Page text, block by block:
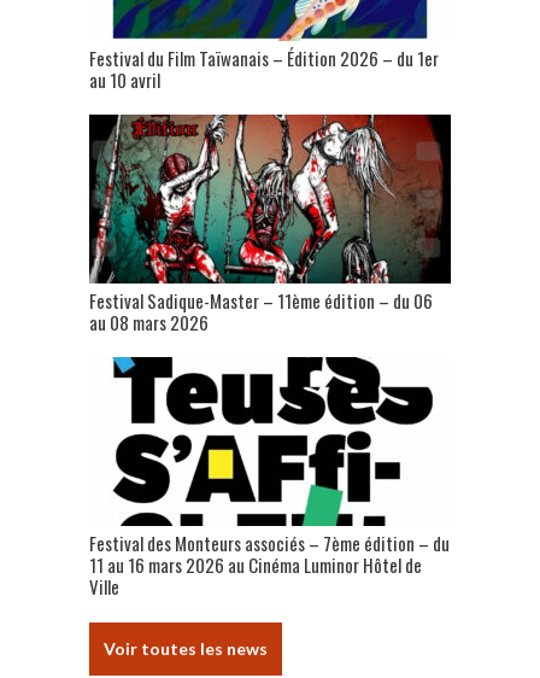
Festival du Film Taïwanais – Édition 2026 – du 1er
au 10 avril
Festival Sadique-Master – 11ème édition – du 06
au 08 mars 2026
Festival des Monteurs associés – 7ème édition – du
11 au 16 mars 2026 au Cinéma Luminor Hôtel de
Ville
Voir toutes les news